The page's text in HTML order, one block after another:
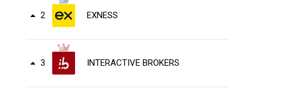
2 EXNESS
3 INTERACTIVE BROKERS